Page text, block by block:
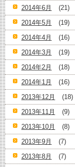
2014年6月
(21)
2014年5月
(19)
2014年4月
(16)
2014年3月
(19)
2014年2月
(18)
2014年1月
(16)
2013年12月
(18)
2013年11月
(9)
2013年10月
(8)
2013年9月
(7)
2013年8月
(7)